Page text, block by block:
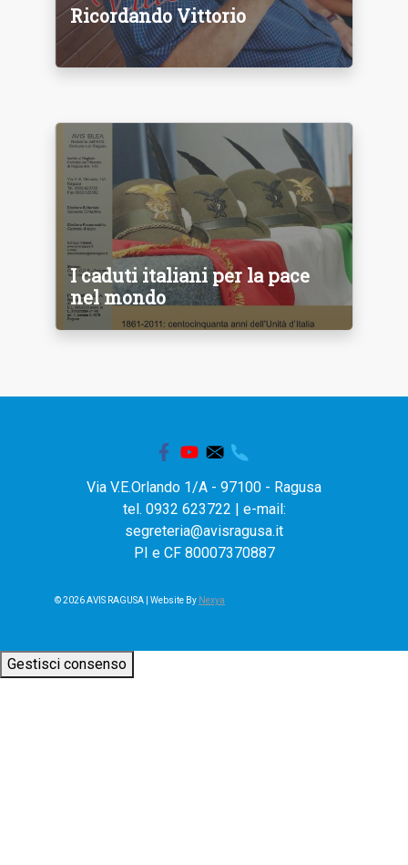
Ricordando Vittorio
I caduti italiani per la pace
nel mondo
Via V.E.Orlando 1/A - 97100 - Ragusa
tel. 0932 623722 | e-mail:
segreteria@avisragusa.it
PI e CF 80007370887
© 2026 AVIS RAGUSA | Website By Nexya
Gestisci consenso